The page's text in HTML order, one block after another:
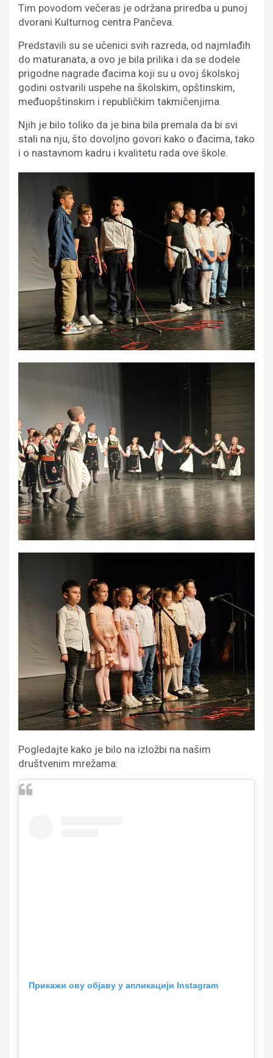
Tim povodom večeras je održana priredba u punoj
dvorani Kulturnog centra Pančeva.
Predstavili su se učenici svih razreda, od najmlađih
do maturanata, a ovo je bila prilika i da se dodele
prigodne nagrade đacima koji su u ovoj školskoj
godini ostvarili uspehe na školskim, opštinskim,
međuopštinskim i republičkim takmičenjima.
Njih je bilo toliko da je bina bila premala da bi svi
stali na nju, što dovoljno govori kako o đacima, tako
i o nastavnom kadru i kvalitetu rada ove škole.
Pogledajte kako je bilo na izložbi na našim
društvenim mrežama:
Прикажи ову објаву у апликацији Instagram